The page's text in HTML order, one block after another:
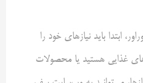
ابتدا باید نیازهای خود را
غذایی هستید یا محصولات